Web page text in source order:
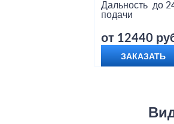
Дальность
подачи
до
от 12440
ЗАКАЗАТЬ